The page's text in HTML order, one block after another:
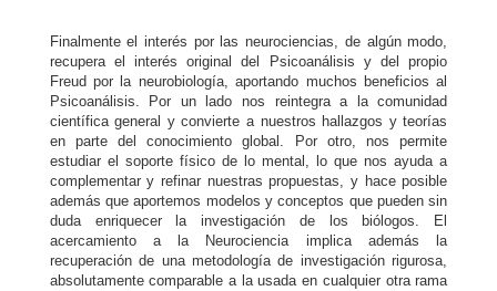
Finalmente el interés por las neurociencias, de algún modo,
recupera el interés original del Psicoanálisis y del propio
Freud por la neurobiología, aportando muchos beneficios al
Psicoanálisis.
Por un lado nos reintegra a la comunidad
científica general y convierte a nuestros hallazgos y teorías
en parte del conocimiento global. Por otro, nos permite
estudiar el soporte físico de lo mental, lo que nos ayuda a
complementar y refinar nuestras propuestas, y hace posible
además que aportemos modelos y conceptos que pueden sin
duda enriquecer la investigación de los biólogos. El
acercamiento a la Neurociencia implica además la
recuperación de una metodología de investigación rigurosa,
absolutamente comparable a la usada en cualquier otra rama